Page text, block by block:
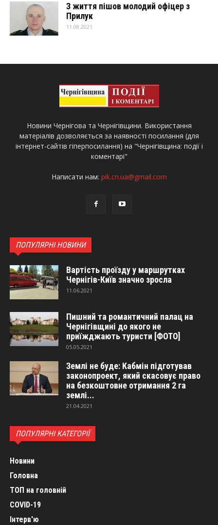
З життя пішов молодий офіцер з
Прилук
11.08.2021
Новини Чернігова та Чернігівщини. Використання
матеріалів дозволяється за наявності посилання (для
інтернет-сайтів гіперпосилання) на "Чернігівщина: події і
коментарі"
Написати нам: pik.cn.ua@gmail.com
ПОПУЛЯРНІ НОВИНИ
Вартість проїзду у маршрутках
Чернігів-Київ значно зросла
11.06.2021
Пишний та романтичний палац на
Чернігівщині до якого не
приїжджають туристи [ФОТО]
05.05.2021
Землі не буде: Кабмін підготував
законопроект, який скасовує право
на безкоштовне отримання 2 га
землі...
21.04.2021
ПОПУЛЯРНІ КАТЕГОРІЇ
Новини
Головна
ТОП на головній
COVID-19
Інтерв'ю